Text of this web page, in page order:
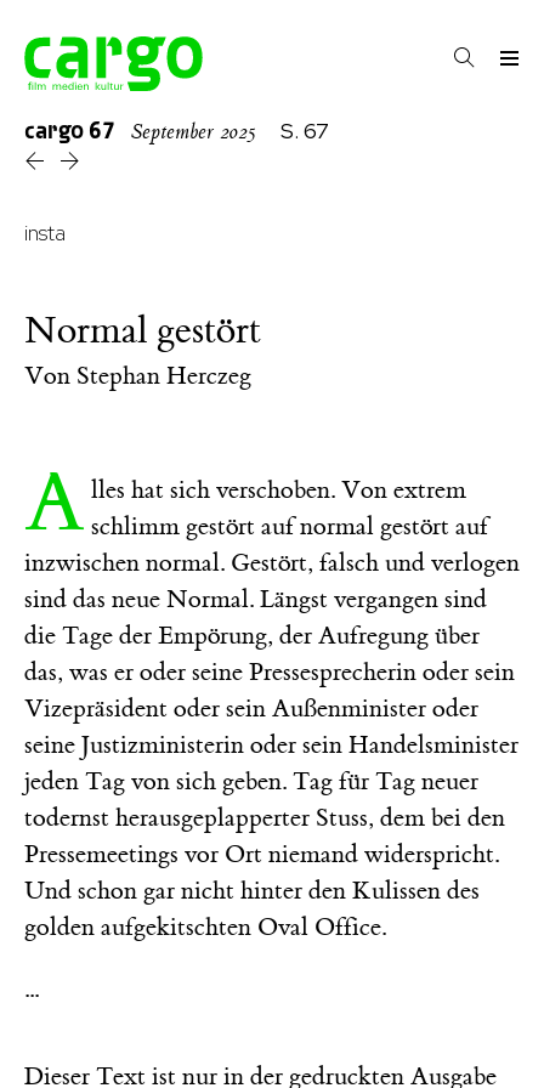
cargo 67 September 2025 S. 67
insta
Normal gestört
Von Stephan Herczeg
A lles hat sich verschoben. Von extrem
schlimm gestört auf normal gestört auf
inzwischen normal. Gestört, falsch und verlogen
sind das neue Normal. Längst vergangen sind
die Tage der Empörung, der Aufregung über
das, was er oder seine Pressesprecherin oder sein
Vizepräsident oder sein Außenminister oder
seine Justizministerin oder sein Handelsminister
jeden Tag von sich geben. Tag für Tag neuer
todernst herausgeplapperter Stuss, dem bei den
Pressemeetings vor Ort niemand widerspricht.
Und schon gar nicht hinter den Kulissen des
golden aufgekitschten Oval Office.
...
Dieser Text ist nur in der gedruckten Ausgabe